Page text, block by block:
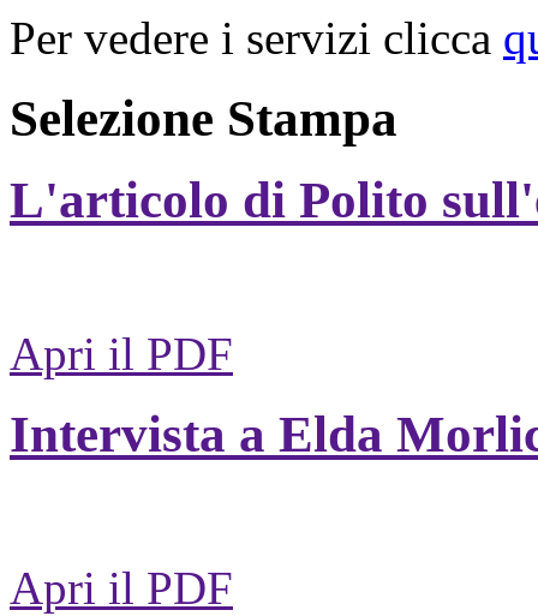
Per vedere i servizi clicca
Selezione Stampa
L'articolo di Polito
Apri il PDF
Intervista a Elda
Apri il PDF